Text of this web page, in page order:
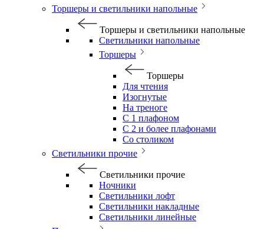
Торшеры и светильники напольные
Торшеры и светильники напольные
Светильники напольные
Торшеры
Торшеры
Для чтения
Изогнутые
На треноге
С 1 плафоном
С 2 и более плафонами
Со столиком
Светильники прочие
Светильники прочие
Ночники
Светильники лофт
Светильники накладные
Светильники линейные